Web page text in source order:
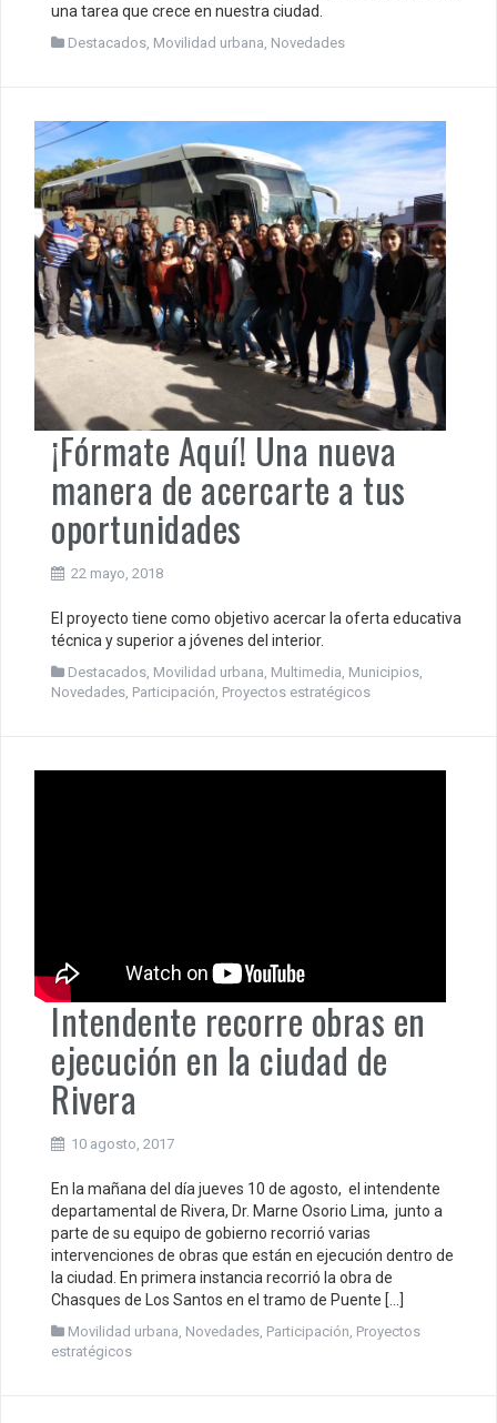
una tarea que crece en nuestra ciudad.
Destacados, Movilidad urbana, Novedades
¡Fórmate Aquí! Una nueva
manera de acercarte a tus
oportunidades
22 mayo, 2018
El proyecto tiene como objetivo acercar la oferta educativa
técnica y superior a jóvenes del interior.
Destacados Movilidad urbana Multimedia Municipios
Novedades Participación Proyectos estratégicos
Intendente recorre obras en
ejecución en la ciudad de
Rivera
10 agosto, 2017
En la mañana del día jueves 10 de agosto, el intendente
departamental de Rivera, Dr. Marne Osorio Lima, junto a
parte de su equipo de gobierno recorrió varias
intervenciones de obras que están en ejecución dentro de
la ciudad. En primera instancia recorrió la obra de
Chasques de Los Santos en el tramo de Puente […]
Movilidad urbana, Novedades, Participación, Proyectos
estratégicos